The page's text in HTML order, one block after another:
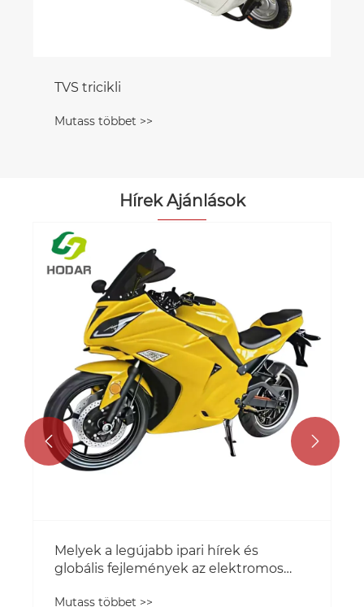
Hírek Ajánlások
Az elektromos motorkerékpár az Uber
számára?
Mutass többet >>
 